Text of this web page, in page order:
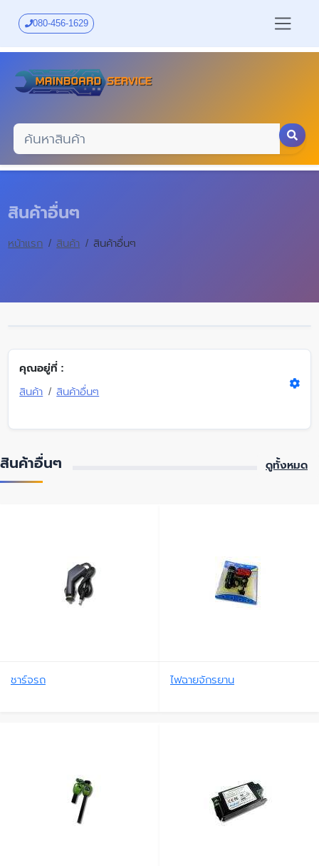
content
080-456-1629
สินค้าอื่นๆ
หน้าแรก สินค้า สินค้าอื่นๆ
คุณอยู่ที่ :
สินค้า
สินค้าอื่นๆ
สินค้าอื่นๆ ดูทั้งหมด
ชาร์จรถ ไฟฉายจักรยาน